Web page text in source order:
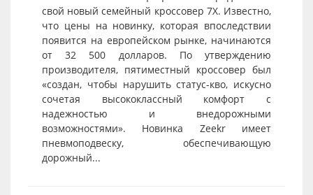
свой новый семейный кроссовер 7X. Известно,
что цены на новинку, которая впоследствии
появится на европейском рынке, начинаются
от 32 500 долларов. По утверждению
производителя, пятиместный кроссовер был
«создан, чтобы нарушить статус-кво, искусно
сочетая высококлассный комфорт с
надежностью и внедорожными
возможностями». Новинка Zeekr имеет
пневмоподвеску, обеспечивающую
дорожный...